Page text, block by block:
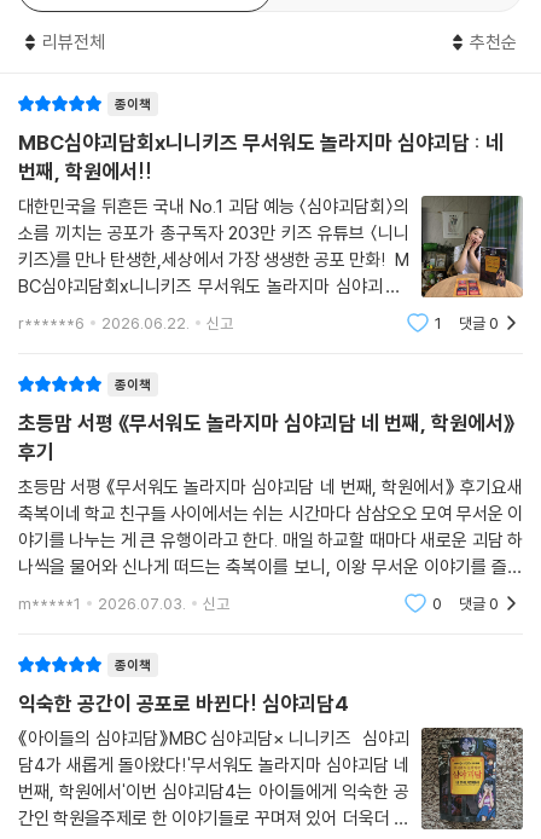
리뷰전체 추천순
종이책
MBC심야괴담회x니니키즈 무서워도 놀라지마 심야괴담 : 네
번째, 학원에서!!
대한민국을 뒤흔든 국내 No.1 괴담 예능 〈심야괴담회〉의
소름 끼치는 공포가 총구독자 203만 키즈 유튜브 〈니니
키즈〉를 만나 탄생한,세상에서 가장 생생한 공포 만화! M
BC심야괴담회x니니키즈 무서워도 놀라지마 심야괴담 :
네 번째, 학원에서!!이번 4권은 아이들에게 가장 익숙한
r******6 2026.06.22. 신고 1 댓글0
종이책
초등맘 서평 《무서워도 놀라지마 심야괴담 네 번째, 학원에서》
후기
초등맘 서평 《무서워도 놀라지마 심야괴담 네 번째, 학원에서》 후기요새
축복이네 학교 친구들 사이에서는 쉬는 시간마다 삼삼오오 모여 무서운 이
야기를 나누는 게 큰 유행이라고 한다. 매일 하교할 때마다 새로운 괴담 하
나씩을 물어와 신나게 떠드는 축복이를 보니, 이왕 무서운 이야기를 즐길
거면 좀 더 탄탄하고 재미있는 이야기로 상상력을 키워주면 좋겠다 싶었
m*****1 2026.07.03. 신고 0 댓글0
종이책
익숙한 공간이 공포로 바뀐다! 심야괴담4
《아이들의 심야괴담》MBC 심야괴담× 니니키즈 심야괴
담4가 새롭게 돌아왔다!'무서워도 놀라지마 심야괴담 네
번째, 학원에서'이번 심야괴담4는 아이들에게 익숙한 공
간인 학원을주제로 한 이야기들로 꾸며져 있어 더욱더 서